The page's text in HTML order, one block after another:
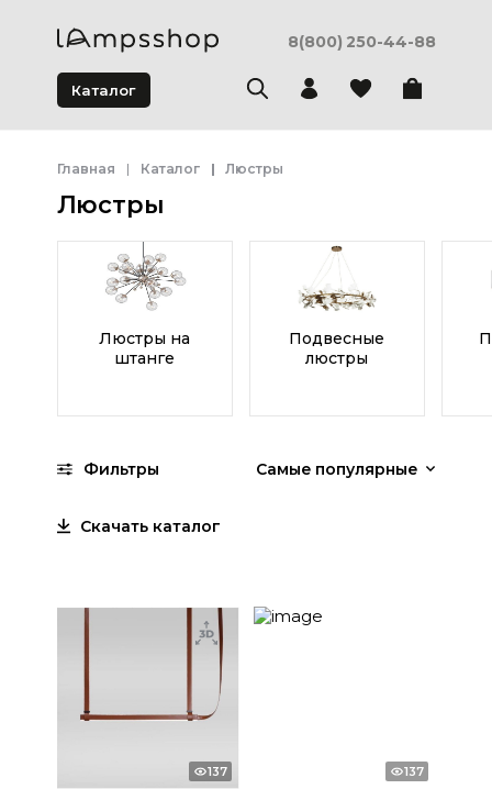
8(800) 250-44-88
Каталог
Главная Каталог Люстры
Люстры
Люстры на
штанге
Подвесные
люстры
Фильтры Самые популярные
Скачать каталог
137 137